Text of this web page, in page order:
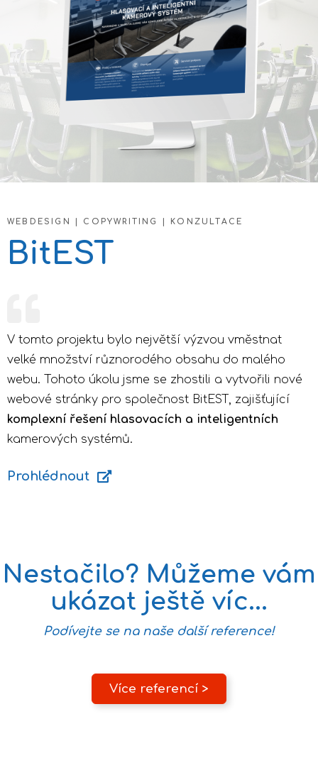
WEBDESIGN | COPYWRITING | KONZULTACE
BitEST
V tomto projektu bylo největší výzvou vměstnat
velké množství různorodého obsahu do malého
webu. Tohoto úkolu jsme se zhostili a vytvořili nové
webové stránky pro společnost BitEST, zajišťující
komplexní řešení hlasovacích a inteligentních
kamerových systémů.
Prohlédnout
Nestačilo? Můžeme vám
ukázat ještě víc...
Podívejte se na naše další reference!
Více referencí >